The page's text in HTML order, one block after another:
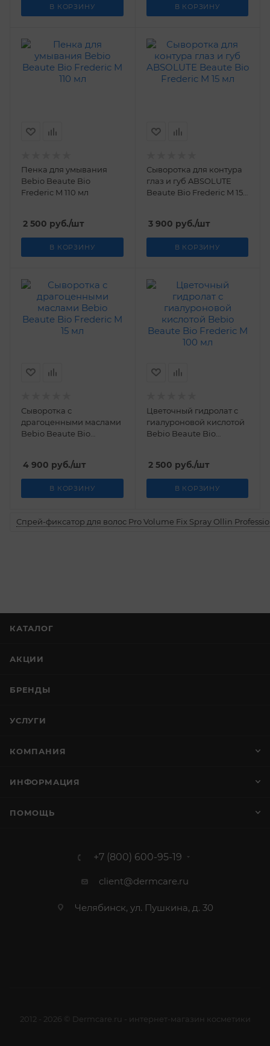
В КОРЗИНУ В КОРЗИНУ
Пенка для умывания
Bebio Beaute Bio
Frederic M 110 мл
2 500 руб./шт
В КОРЗИНУ
Сыворотка для контура
глаз и губ ABSOLUTE
Beaute Bio Frederic M 15
3 900 руб./шт
В КОРЗИНУ
Сыворотка с
драгоценными маслами
Bebio Beaute Bio
4 900 руб./шт
В КОРЗИНУ
Цветочный гидролат с
гиалуроновой кислотой
Bebio Beaute Bio
2 500 руб./шт
В КОРЗИНУ
Спрей-фиксатор для волос Pro Volume Fix Spray Ollin
КАТАЛОГ
АКЦИИ
БРЕНДЫ
УСЛУГИ
КОМПАНИЯ
ИНФОРМАЦИЯ
ПОМОЩЬ
+7 (800) 600-95-19
client@dermcare.ru
Челябинск, ул. Пушкина, д. 30
2012 - 2026 © Dermcare.ru - интернет-магазин косметики